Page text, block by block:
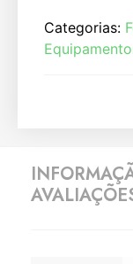
Categorias: